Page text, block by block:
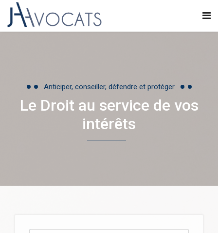
Anticiper, conseiller, défendre et protéger
Le Droit au service de vos
intérêts